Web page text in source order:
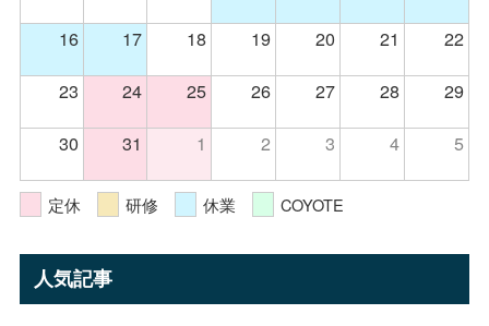
16
17 18 19 20 21
22
23
24 25 26 27 28
29
30
31 1 2 3 4 5
定休 研修 休業 COYOTE
人気記事